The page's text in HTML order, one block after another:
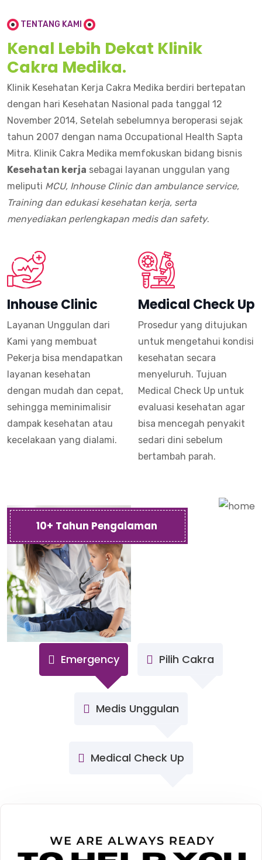
TENTANG KAMI
Kenal Lebih Dekat Klinik
Cakra Medika.
Klinik Kesehatan Kerja Cakra Medika berdiri bertepatan
dengan hari Kesehatan Nasional pada tanggal 12
November 2014, Setelah sebelumnya beroperasi sejak
tahun 2007 dengan nama Occupational Health Sapta
Mitra. Klinik Cakra Medika memfokuskan bidang bisnis
Kesehatan kerja sebagai layanan unggulan yang
meliputi MCU, Inhouse Clinic dan ambulance service,
Training dan edukasi kesehatan kerja, serta
menyediakan perlengkapan medis dan safety.
Inhouse Clinic
Layanan Unggulan dari
Kami yang membuat
Pekerja bisa mendapatkan
layanan kesehatan
dengan mudah dan cepat,
sehingga meminimalisir
dampak kesehatan atau
kecelakaan yang dialami.
Medical Check Up
Prosedur yang ditujukan
untuk mengetahui kondisi
kesehatan secara
menyeluruh. Tujuan
Medical Check Up untuk
evaluasi kesehatan agar
bisa mencegah penyakit
sedari dini sebelum
bertambah parah.
10+ Tahun Pengalaman
Emergency Pilih Cakra
Medis Unggulan
Medical Check Up